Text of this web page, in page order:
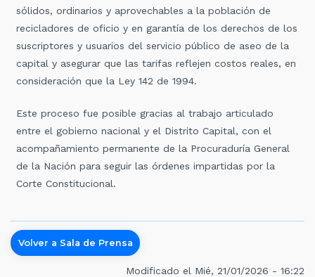
sólidos, ordinarios y aprovechables a la población de
recicladores de oficio y en garantía de los derechos de los
suscriptores y usuarios del servicio público de aseo de la
capital y asegurar que las tarifas reflejen costos reales, en
consideración que la Ley 142 de 1994.
Este proceso fue posible gracias al trabajo articulado
entre el gobierno nacional y el Distrito Capital, con el
acompañamiento permanente de la Procuraduría General
de la Nación para seguir las órdenes impartidas por la
Corte Constitucional.
Volver a Sala de Prensa
Modificado el Mié, 21/01/2026 - 16:22